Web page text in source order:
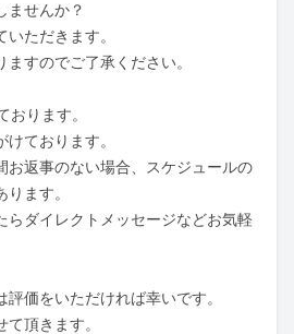
ませんか？
ただきます。
すのでご了承ください。
おります。
ております。
お返事のない場合、スケジュールの
ます。
らダイレクトメッセージなどお気軽
価をいただければ幸いです。
頂きます。